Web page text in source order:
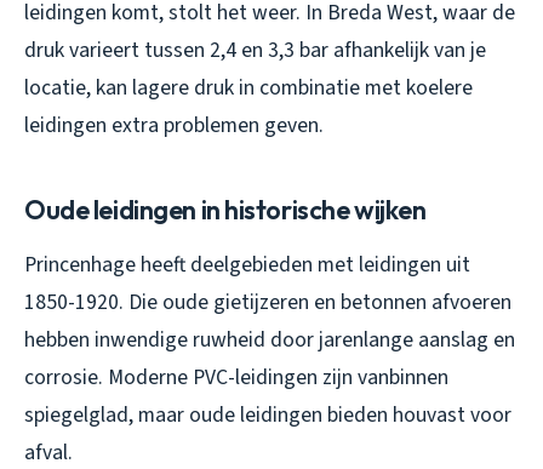
leidingen komt, stolt het weer. In Breda West, waar de
druk varieert tussen 2,4 en 3,3 bar afhankelijk van je
locatie, kan lagere druk in combinatie met koelere
leidingen extra problemen geven.
Oude leidingen in historische wijken
Princenhage heeft deelgebieden met leidingen uit
1850-1920. Die oude gietijzeren en betonnen afvoeren
hebben inwendige ruwheid door jarenlange aanslag en
corrosie. Moderne PVC-leidingen zijn vanbinnen
spiegelglad, maar oude leidingen bieden houvast voor
afval.